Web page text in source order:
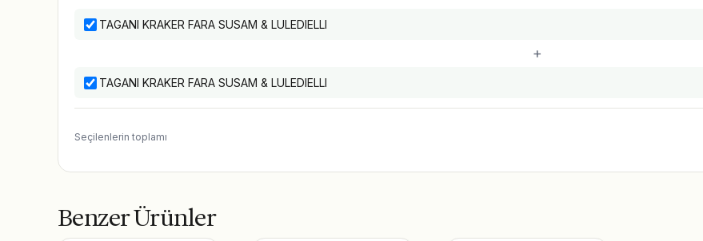
TAGANI KRAKER FARA SUSAM & LULEDIELLI
+
TAGANI KRAKER FARA SUSAM & LULEDIELLI
Seçilenlerin toplamı
Benzer Ürünler